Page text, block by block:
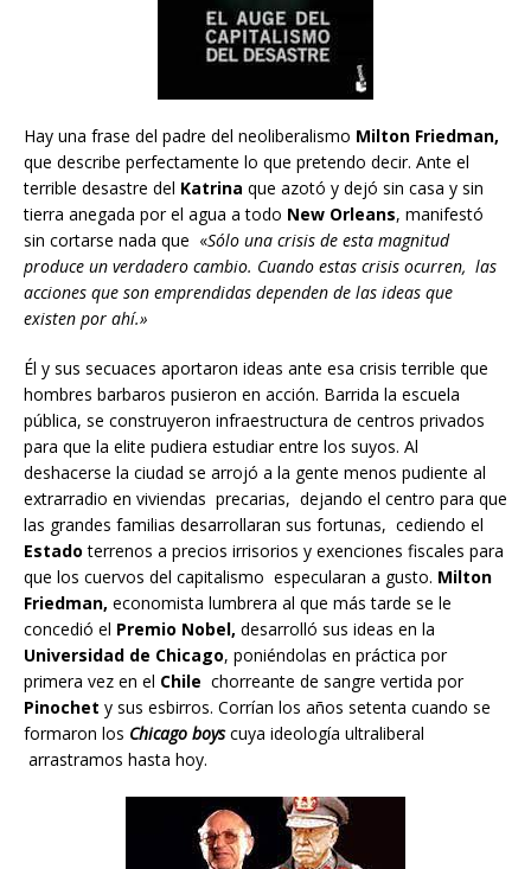
Hay una frase del padre del neoliberalismo Milton Friedman,
que describe perfectamente lo que pretendo decir. Ante el
terrible desastre del Katrina que azotó y dejó sin casa y sin
tierra anegada por el agua a todo New Orleans, manifestó
sin cortarse nada que «Sólo una crisis de esta magnitud
produce un verdadero cambio. Cuando estas crisis ocurren, las
acciones que son emprendidas dependen de las ideas que
existen por ahí.»
Él y sus secuaces aportaron ideas ante esa crisis terrible que
hombres barbaros pusieron en acción. Barrida la escuela
pública, se construyeron infraestructura de centros privados
para que la elite pudiera estudiar entre los suyos. Al
deshacerse la ciudad se arrojó a la gente menos pudiente al
extrarradio en viviendas precarias, dejando el centro para que
las grandes familias desarrollaran sus fortunas, cediendo el
Estado terrenos a precios irrisorios y exenciones fiscales para
que los cuervos del capitalismo especularan a gusto. Milton
Friedman, economista lumbrera al que más tarde se le
concedió el Premio Nobel, desarrolló sus ideas en la
Universidad de Chicago, poniéndolas en práctica por
primera vez en el Chile chorreante de sangre vertida por
Pinochet y sus esbirros. Corrían los años setenta cuando se
formaron los Chicago boyscuya ideología ultraliberal
arrastramos hasta hoy.